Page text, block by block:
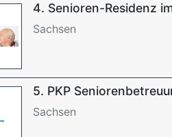
4. Senioren-Residenz
Sachsen
5. PKP
Sachsen